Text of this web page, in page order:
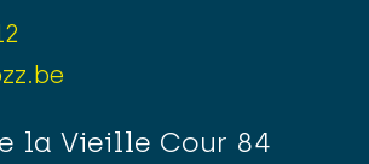
la Vieille Cour 84